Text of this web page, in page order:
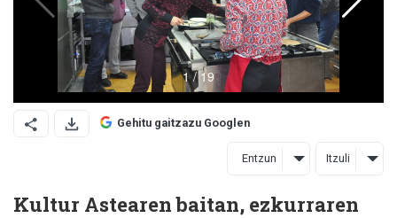
Gehitu gaitzazu Googlen
Entzun Itzuli
Kultur Astearen baitan, ezkurraren